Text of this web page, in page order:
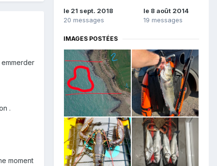
.
moment
le 21 sept. 2018
20 messages
le 8 août 2014
19 messages
IMAGES POSTÉES